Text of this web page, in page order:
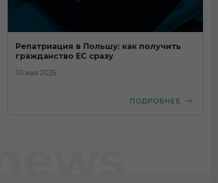
Репатриация в Польшу: как получить
гражданство ЕС сразу
10 мая 2025
ПОДРОБНЕЕ